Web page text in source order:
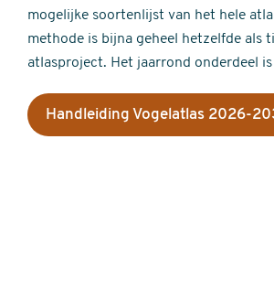
mogelijke soortenlijst van het hele
methode is bijna geheel hetzelfde als
atlasproject. Het jaarrond onderdeel is
Handleiding Vogelatlas 2026-